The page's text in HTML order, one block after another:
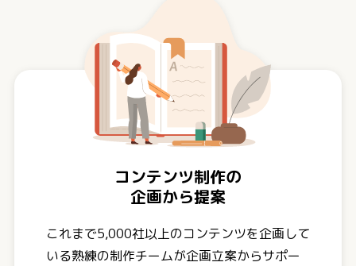
コンテンツ制作の
企画から提案
これまで5,000社以上のコンテンツを企画して
いる熟練の制作チームが企画立案からサポー